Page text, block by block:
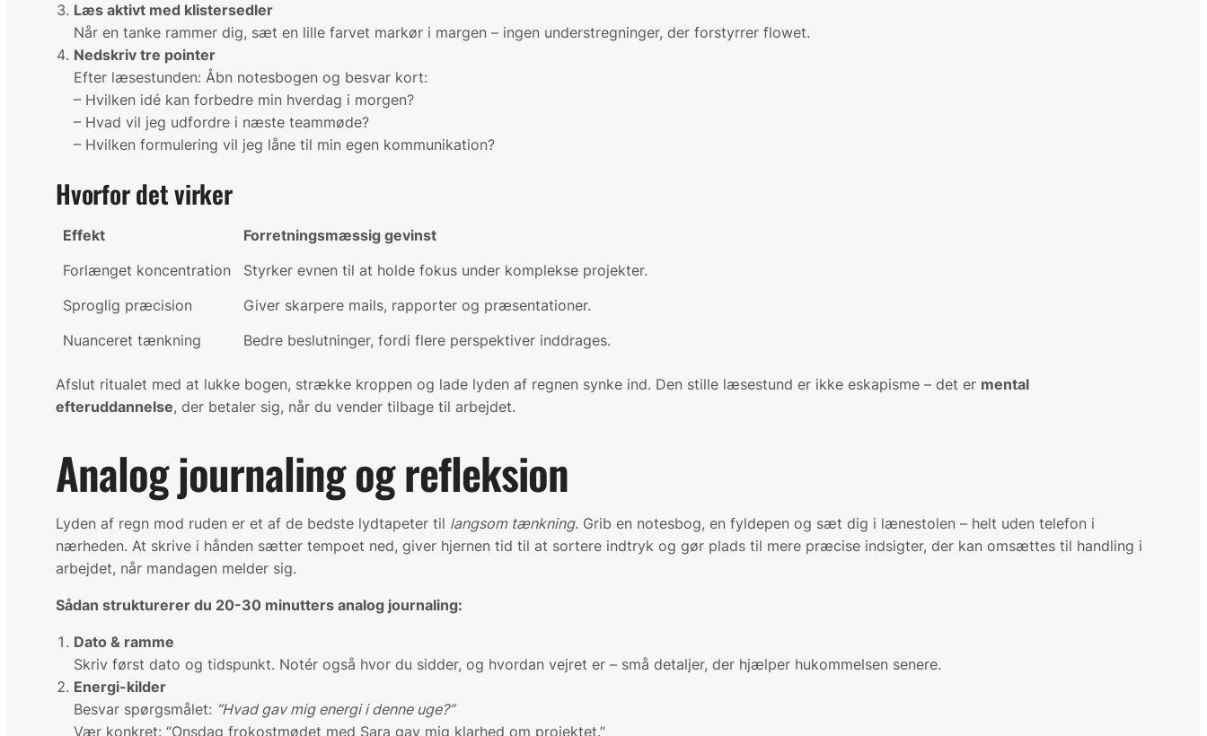
Læs aktivt med klistersedler
Når en tanke rammer dig, sæt en lille farvet markør i margen – ingen under­stregninger, der forstyrrer flowet.
Nedskriv tre pointer
Efter læsestunden: Åbn notesbogen og besvar kort:
– Hvilken idé kan forbedre min hverdag i morgen?
– Hvad vil jeg udfordre i næste teammøde?
– Hvilken formulering vil jeg låne til min egen kommunikation?
Hvorfor det virker
Effekt
Forretningsmæssig gevinst
Forlænget koncentration
Styrker evnen til at holde fokus under komplekse projekter.
Sproglig præcision
Giver skarpere mails, rapporter og præsentationer.
Nuanceret tænkning
Bedre beslutninger, fordi flere perspektiver inddrages.
Afslut ritualet med at lukke bogen, strække kroppen og lade lyden af regnen synke ind. Den stille læsestund er ikke eskapisme – det er mental
efteruddannelse, der betaler sig, når du vender tilbage til arbejdet.
Analog journaling og refleksion
Lyden af regn mod ruden er et af de bedste lydtapeter til langsom tænkning. Grib en notesbog, en fyldepen og sæt dig i lænestolen – helt uden telefon i
nærheden. At skrive i hånden sætter tempoet ned, giver hjernen tid til at sortere indtryk og gør plads til mere præcise indsigter, der kan omsættes til handling i
arbejdet, når mandagen melder sig.
Sådan strukturerer du 20-30 minutters analog journaling:
Dato & ramme
Skriv først dato og tidspunkt. Notér også hvor du sidder, og hvordan vejret er – små detaljer, der hjælper hukommelsen senere.
Energi-kilder
Besvar spørgsmålet: “Hvad gav mig energi i denne uge?”
Vær konkret: “Onsdag frokostmødet med Sara gav mig klarhed om projektet.”